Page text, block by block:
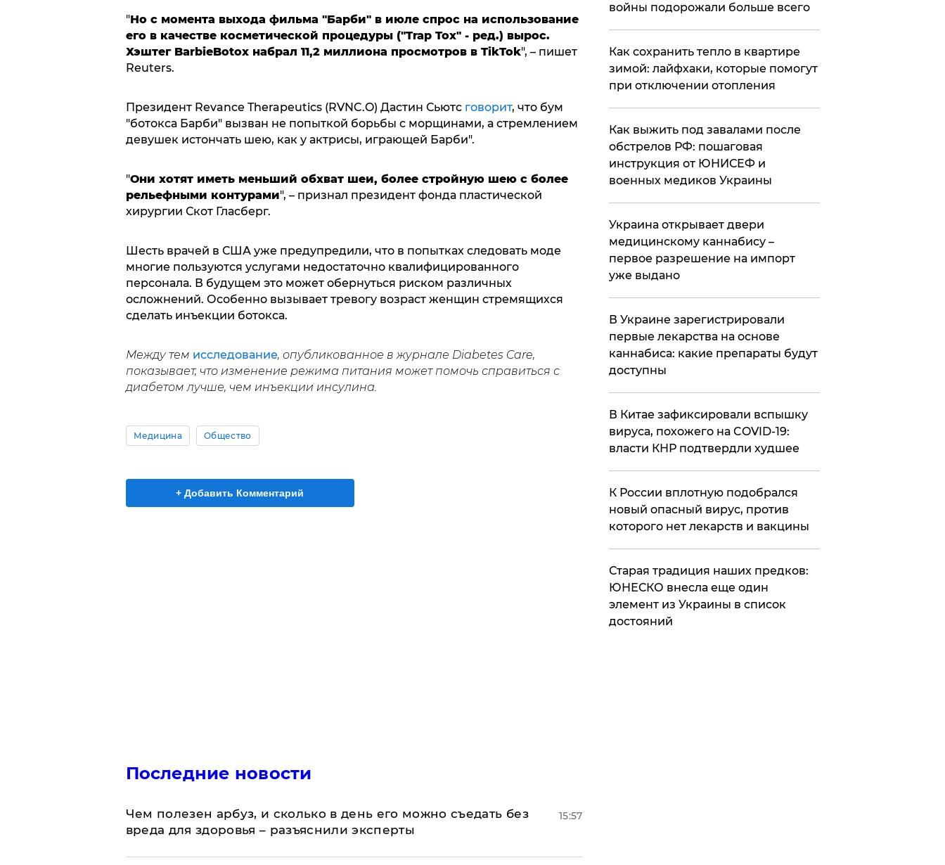
"Но с момента выхода фильма "Барби" в июле спрос на использование
его в качестве косметической процедуры ("Trap Tox" - ред.) вырос.
Хэштег BarbieBotox набрал 11,2 миллиона просмотров в TikTok", – пишет
Reuters.
Президент Revance Therapeutics (RVNC.O) Дастин Сьютс говорит, что бум
"ботокса Барби" вызван не попыткой борьбы с морщинами, а стремлением
девушек истончать шею, как у актрисы, играющей Барби".
"Они хотят иметь меньший обхват шеи, более стройную шею с более
рельефными контурами", – признал президент фонда пластической
хирургии Скот Гласберг.
Шесть врачей в США уже предупредили, что в попытках следовать моде
многие пользуются услугами недостаточно квалифицированного
персонала. В будущем это может обернуться риском различных
осложнений. Особенно вызывает тревогу возраст женщин стремящихся
сделать инъекции ботокса.
Между тем исследование, опубликованное в журнале Diabetes Care,
показывает, что изменение режима питания может помочь справиться с
диабетом лучше, чем инъекции инсулина.
Медицина Общество
+ Добавить Комментарий
Последние новости
Чем полезен арбуз, и сколько в день его можно съедать без
вреда для здоровья – разъяснили эксперты
15:57
войны подорожали больше всего
​Как сохранить тепло в квартире
зимой: лайфхаки, которые помогут
при отключении отопления
Как выжить под завалами после
обстрелов РФ: пошаговая
инструкция от ЮНИСЕФ и
военных медиков Украины
Украина открывает двери
медицинскому каннабису –
первое разрешение на импорт
уже выдано
В Украине зарегистрировали
первые лекарства на основе
каннабиса: какие препараты будут
доступны
В Китае зафиксировали вспышку
вируса, похожего на COVID-19:
власти КНР подтвердли худшее
К России вплотную подобрался
новый опасный вирус, против
которого нет лекарств и вакцины
​Старая традиция наших предков:
ЮНЕСКО внесла еще один
элемент из Украины в список
достояний